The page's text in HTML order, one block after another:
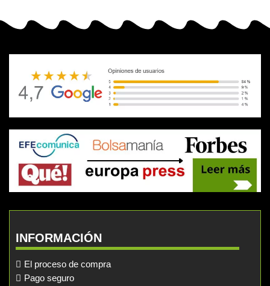
INFORMACIÓN
El proceso de compra
Pago seguro